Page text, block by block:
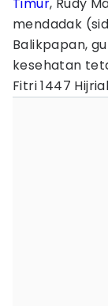
mendadak
Balikpapan,
kesehatan
Fitri 1447